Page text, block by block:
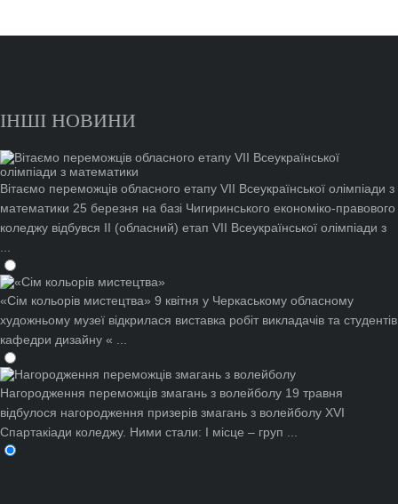
ІНШІ НОВИНИ
Вітаємо переможців обласного етапу VІІ Всеукраїнської олімпіади з
математики 25 березня на базі Чигиринського економіко-правового
коледжу відбувся ІІ (обласний) етап VІІ Всеукраїнської олімпіади з
«Сім кольорів мистецтва» 9 квітня у Черкаському обласному
художньому музеї відкрилася виставка робіт викладачів та студентів
кафедри дизайну « ...
Нагородження переможців змагань з волейболу 19 травня
відбулося нагородження призерів змагань з волейболу ХVІ
Спартакіади коледжу. Ними стали: І місце – груп ...